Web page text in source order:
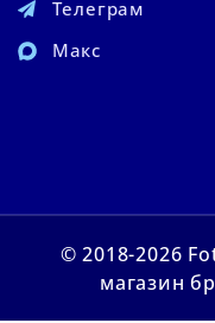
Телеграм
Макс
© 2018-2026
магазин